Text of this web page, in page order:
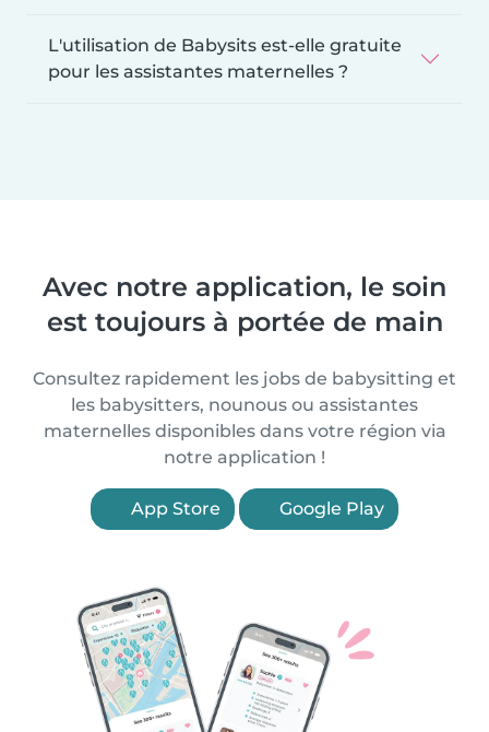
L'utilisation de Babysits est-elle gratuite
pour les assistantes maternelles ?
Avec notre application, le soin
est toujours à portée de main
Consultez rapidement les jobs de babysitting et
les babysitters, nounous ou assistantes
maternelles disponibles dans votre région via
notre application !
App Store Google Play